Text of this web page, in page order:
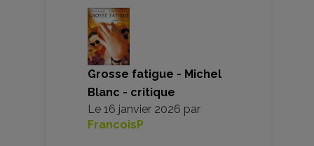
Grosse fatigue - Michel
Blanc - critique
Le 16 janvier 2026 par
FrancoisP